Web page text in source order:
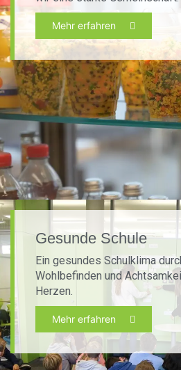
Mehr erfahren
Gesunde Schule
Ein gesundes Schulklima
Wohlbefinden und
Herzen.
Mehr erfahren